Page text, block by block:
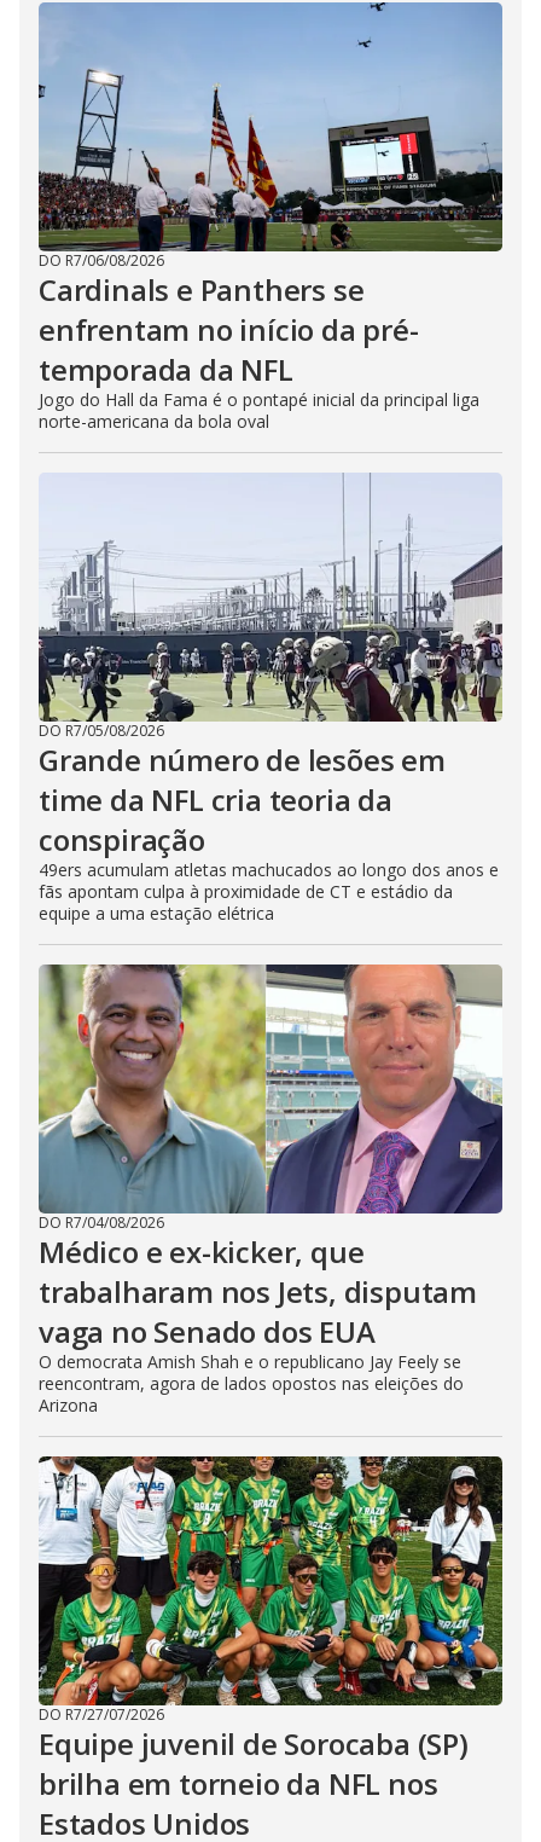
DO R7/06/08/2026
Cardinals e Panthers se
enfrentam no início da pré-
temporada da NFL
Jogo do Hall da Fama é o pontapé inicial da principal liga
norte-americana da bola oval
DO R7/05/08/2026
Grande número de lesões em
time da NFL cria teoria da
conspiração
49ers acumulam atletas machucados ao longo dos anos e
fãs apontam culpa à proximidade de CT e estádio da
equipe a uma estação elétrica
DO R7/04/08/2026
Médico e ex-kicker, que
trabalharam nos Jets, disputam
vaga no Senado dos EUA
O democrata Amish Shah e o republicano Jay Feely se
reencontram, agora de lados opostos nas eleições do
Arizona
DO R7/27/07/2026
Equipe juvenil de Sorocaba (SP)
brilha em torneio da NFL nos
Estados Unidos